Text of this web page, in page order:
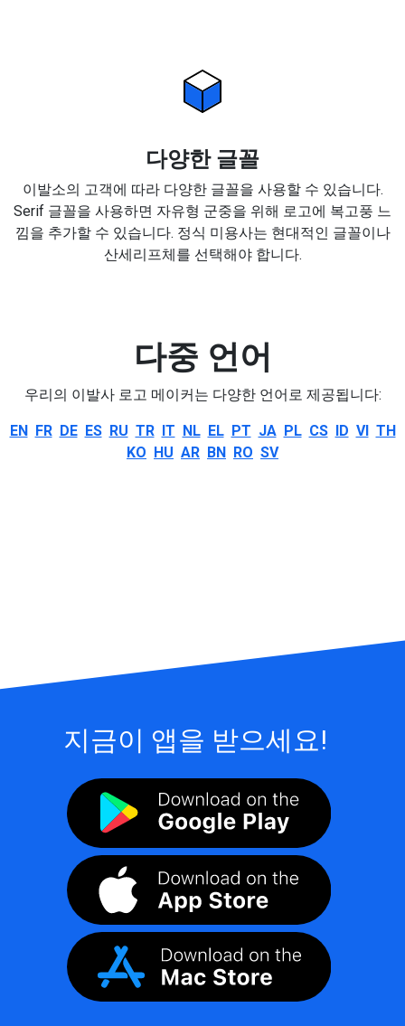
다양한 글꼴
이발소의 고객에 따라 다양한 글꼴을 사용할 수 있습니다.
Serif 글꼴을 사용하면 자유형 군중을 위해 로고에 복고풍 느
낌을 추가할 수 있습니다. 정식 미용사는 현대적인 글꼴이나
산세리프체를 선택해야 합니다.
다중 언어
우리의 이발사 로고 메이커는 다양한 언어로 제공됩니다:
EN FR DE ES RU TR IT NL EL PT JA PL CS ID VI TH
KO HU AR BN RO SV
지금이 앱을 받으세요!